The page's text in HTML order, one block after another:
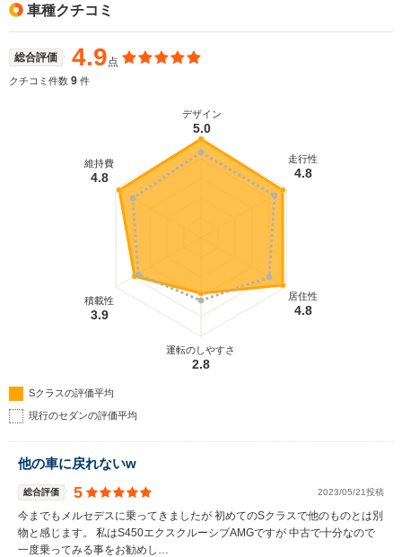
車種クチコミ
総合評価 4.9点
クチコミ件数 9 件
デザイン
5.0
走行性
4.8
居住性
4.8
運転のしやすさ
2.8
積載性
3.9
維持費
4.8
Sクラスの評価平均
現行のセダンの評価平均
他の車に戻れないw
総合評価 5 2023/05/21投稿
今までもメルセデスに乗ってきましたが 初めてのSクラスで他のものとは別
物と感じます。 私はS450エクスクルーシブAMGですが 中古で十分なので
一度乗ってみる事をお勧めし…